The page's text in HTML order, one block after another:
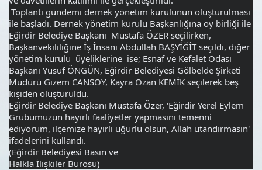
ile başladı. Dernek yönetim kurulu Başkanlığına oy birliği ile
Eğirdir Belediye Başkanı  Mustafa ÖZER seçilirken,
Başkanvekililiğine İş İnsanı Abdullah BAŞYİĞİT seçildi, diğer
yönetim kurulu  üyeliklerine ise; Esnaf ve Kefalet Odası
Başkanı Yusuf ÖNGÜN, Eğirdir Belediyesi Gölbelde Şirketi
Müdürü Gizem CANSOY, Kayra Ozan KEMİK seçilerek beş
kişiden oluşturuldu.
Eğirdir Belediye Başkanı Mustafa Özer, 'Eğirdir Yerel Eylem
Grubumuzun hayırlı faaliyetler yapmasını temenni
ediyorum, ilçemize hayırlı uğurlu olsun, Allah utandırmasın'
ifadelerini kullandı.
(Eğirdir Belediyesi Basın ve
Halkla İlişkiler Burosu)